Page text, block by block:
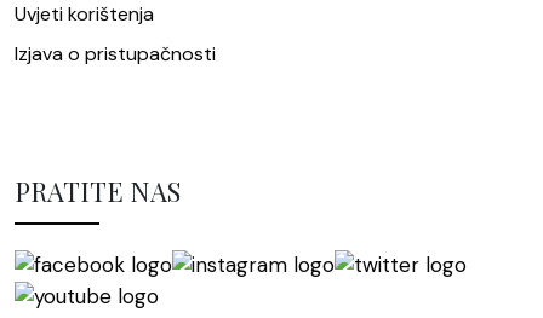
Uvjeti korištenja
Izjava o pristupačnosti
PRATITE NAS